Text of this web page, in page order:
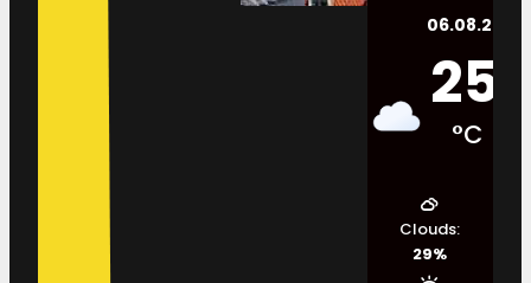
06.08.2026.
25
°C
Clouds:
29%